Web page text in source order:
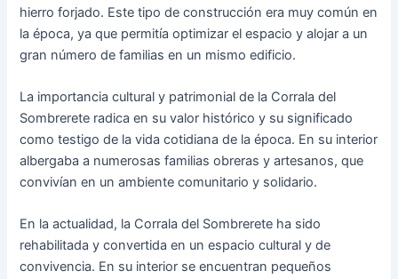
hierro forjado. Este tipo de construcción era muy común en
la época, ya que permitía optimizar el espacio y alojar a un
gran número de familias en un mismo edificio.
La importancia cultural y patrimonial de la Corrala del
Sombrerete radica en su valor histórico y su significado
como testigo de la vida cotidiana de la época. En su interior
albergaba a numerosas familias obreras y artesanos, que
convivían en un ambiente comunitario y solidario.
En la actualidad, la Corrala del Sombrerete ha sido
rehabilitada y convertida en un espacio cultural y de
convivencia. En su interior se encuentran pequeños